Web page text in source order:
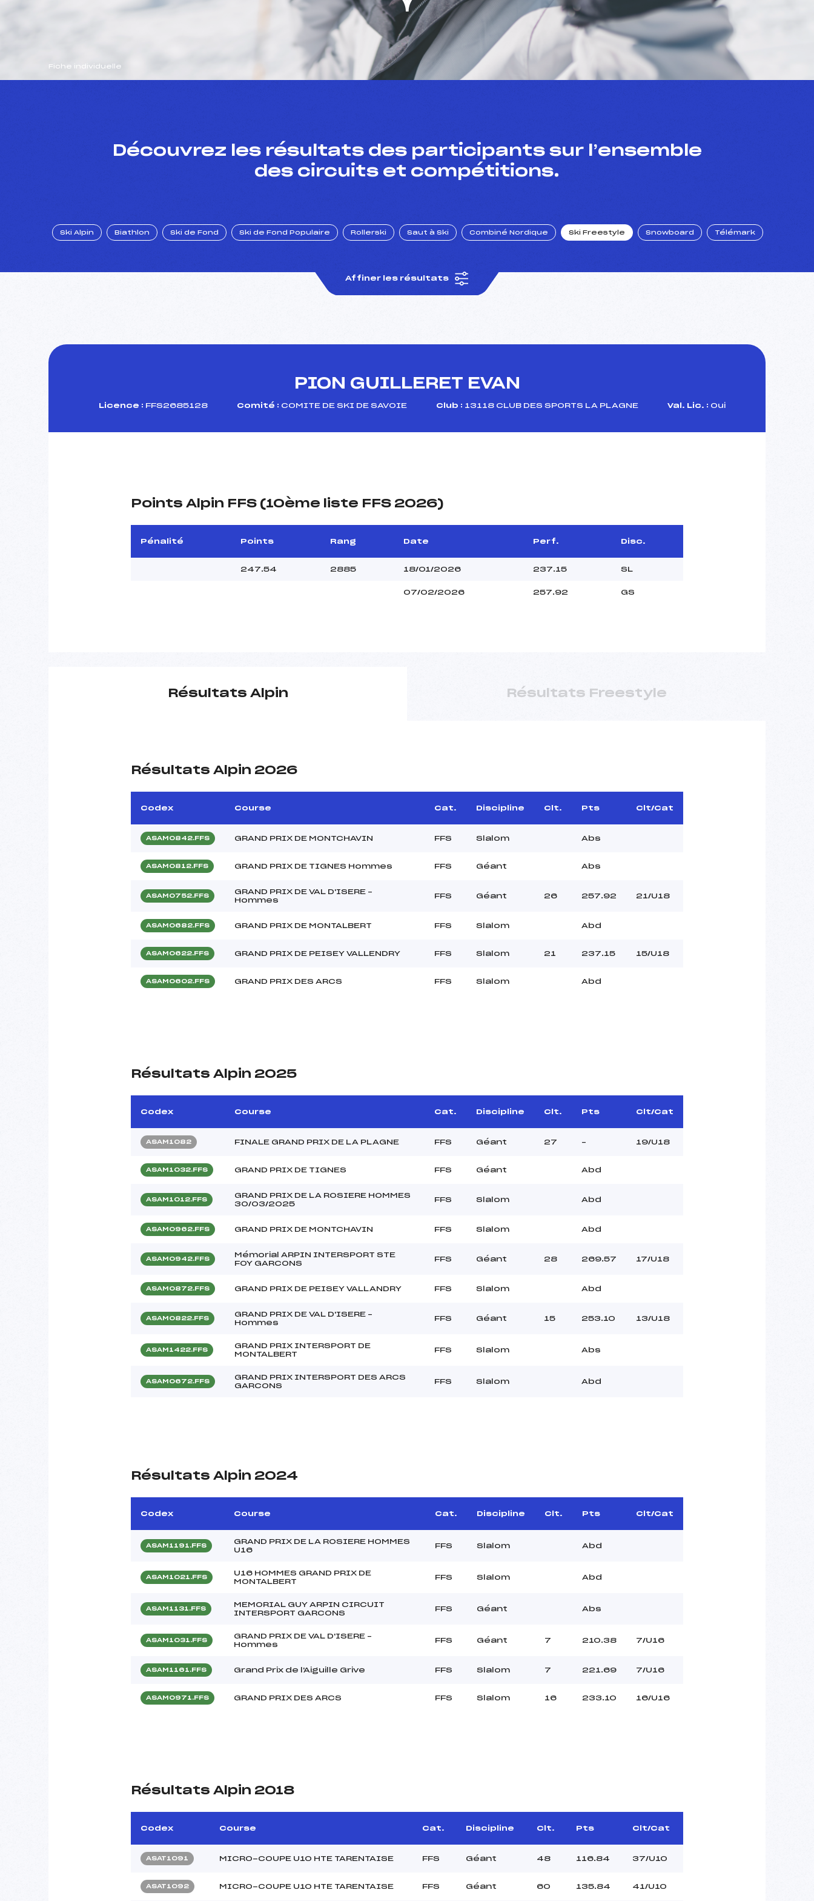
Fiche individuelle
Découvrez les résultats des participants sur l’ensemble
des circuits et compétitions.
Ski Alpin Biathlon Ski de Fond Ski de Fond Populaire Rollerski Saut à Ski Combiné Nordique Ski Freestyle Snowboard Télémark
Affiner les résultats
PION GUILLERET EVAN
Licence : FFS2685128 Comité : COMITE DE SKI DE SAVOIE Club : 13118 CLUB DES SPORTS LA PLAGNE Val. Lic. : Oui
Points Alpin FFS (10ème liste FFS 2026)
Pénalité Points Rang Date Perf. Disc.
247.54 2885 18/01/2026 237.15 SL
07/02/2026 257.92 GS
Résultats Alpin Résultats Freestyle
Résultats Alpin 2026
Codex Course Cat. Discipline Clt. Pts Clt/Cat
ASAM0842.FFS GRAND PRIX DE MONTCHAVIN FFS Slalom Abs
ASAM0812.FFS GRAND PRIX DE TIGNES Hommes FFS Géant Abs
ASAM0752.FFS
GRAND PRIX DE VAL D'ISERE –
Hommes
FFS Géant 26 257.92 21/U18
ASAM0682.FFS GRAND PRIX DE MONTALBERT FFS Slalom Abd
ASAM0622.FFS GRAND PRIX DE PEISEY VALLENDRY FFS Slalom 21 237.15 15/U18
ASAM0602.FFS GRAND PRIX DES ARCS FFS Slalom Abd
Résultats Alpin 2025
Codex Course Cat. Discipline Clt. Pts Clt/Cat
ASAM1082 FINALE GRAND PRIX DE LA PLAGNE FFS Géant 27 – 19/U18
ASAM1032.FFS GRAND PRIX DE TIGNES FFS Géant Abd
ASAM1012.FFS
GRAND PRIX DE LA ROSIERE HOMMES
30/03/2025
FFS Slalom Abd
ASAM0962.FFS GRAND PRIX DE MONTCHAVIN FFS Slalom Abd
ASAM0942.FFS
Mémorial ARPIN INTERSPORT STE
FOY GARCONS
FFS Géant 28 269.57 17/U18
ASAM0872.FFS GRAND PRIX DE PEISEY VALLANDRY FFS Slalom Abd
ASAM0822.FFS
GRAND PRIX DE VAL D'ISERE –
Hommes
FFS Géant 15 253.10 13/U18
ASAM1422.FFS
GRAND PRIX INTERSPORT DE
MONTALBERT
FFS Slalom Abs
ASAM0672.FFS
GRAND PRIX INTERSPORT DES ARCS
GARCONS
FFS Slalom Abd
Résultats Alpin 2024
Codex Course Cat. Discipline Clt. Pts Clt/Cat
ASAM1191.FFS
GRAND PRIX DE LA ROSIERE HOMMES
U16
FFS Slalom Abd
ASAM1021.FFS
U16 HOMMES GRAND PRIX DE
MONTALBERT
FFS Slalom Abd
ASAM1131.FFS
MEMORIAL GUY ARPIN CIRCUIT
INTERSPORT GARCONS
FFS Géant Abs
ASAM1031.FFS
GRAND PRIX DE VAL D'ISERE –
Hommes
FFS Géant 7 210.38 7/U16
ASAM1161.FFS Grand Prix de l'Aiguille Grive FFS Slalom 7 221.69 7/U16
ASAM0971.FFS GRAND PRIX DES ARCS FFS Slalom 16 233.10 16/U16
Résultats Alpin 2018
Codex Course Cat. Discipline Clt. Pts Clt/Cat
ASAT1091 MICRO-COUPE U10 HTE TARENTAISE FFS Géant 48 116.84 37/U10
ASAT1092 MICRO-COUPE U10 HTE TARENTAISE FFS Géant 60 135.84 41/U10